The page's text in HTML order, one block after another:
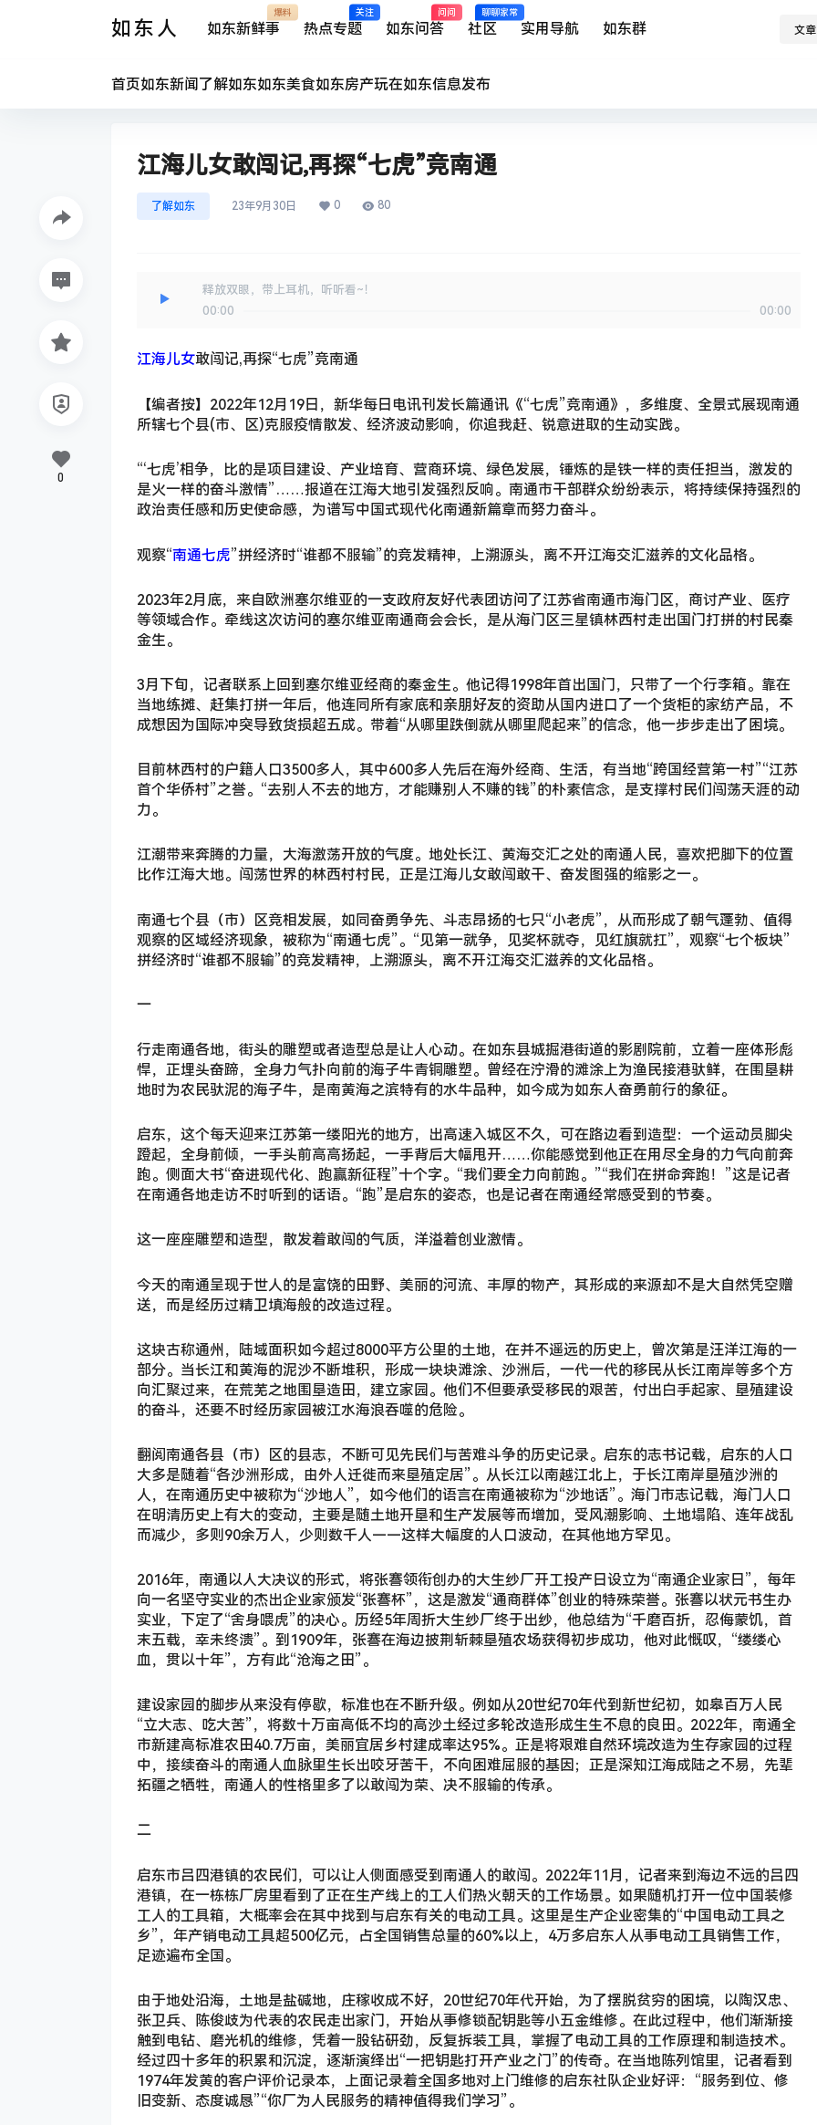
如东人 如东新鲜事
爆料
热点专题
关注
如东问答
问问
社区
聊聊家常
实用导航 如东群 文章
首页如东新闻 了解如东如东美食如东房产玩在如东信息发布
江海儿女敢闯记,再探“七虎”竞南通
了解如东 23年9月30日 0 80
释放双眼，带上耳机，听听看~！
00:00
00:00
江海儿女敢闯记,再探“七虎”竞南通
【编者按】2022年12月19日，新华每日电讯刊发长篇通讯《“七虎”竞南通》，多维度、全景式展现南通
所辖七个县(市、区)克服疫情散发、经济波动影响，你追我赶、锐意进取的生动实践。
“‘七虎’相争，比的是项目建设、产业培育、营商环境、绿色发展，锤炼的是铁一样的责任担当，激发的
是火一样的奋斗激情”……报道在江海大地引发强烈反响。南通市干部群众纷纷表示，将持续保持强烈的
政治责任感和历史使命感，为谱写中国式现代化南通新篇章而努力奋斗。
观察“南通七虎”拼经济时“谁都不服输”的竞发精神，上溯源头，离不开江海交汇滋养的文化品格。
2023年2月底，来自欧洲塞尔维亚的一支政府友好代表团访问了江苏省南通市海门区，商讨产业、医疗
等领域合作。牵线这次访问的塞尔维亚南通商会会长，是从海门区三星镇林西村走出国门打拼的村民秦
金生。
3月下旬，记者联系上回到塞尔维亚经商的秦金生。他记得1998年首出国门，只带了一个行李箱。靠在
当地练摊、赶集打拼一年后，他连同所有家底和亲朋好友的资助从国内进口了一个货柜的家纺产品，不
成想因为国际冲突导致货损超五成。带着“从哪里跌倒就从哪里爬起来”的信念，他一步步走出了困境。
目前林西村的户籍人口3500多人，其中600多人先后在海外经商、生活，有当地“跨国经营第一村”“江苏
首个华侨村”之誉。“去别人不去的地方，才能赚别人不赚的钱”的朴素信念，是支撑村民们闯荡天涯的动
力。
江潮带来奔腾的力量，大海激荡开放的气度。地处长江、黄海交汇之处的南通人民，喜欢把脚下的位置
比作江海大地。闯荡世界的林西村村民，正是江海儿女敢闯敢干、奋发图强的缩影之一。
南通七个县（市）区竞相发展，如同奋勇争先、斗志昂扬的七只“小老虎”，从而形成了朝气蓬勃、值得
观察的区域经济现象，被称为“南通七虎”。“见第一就争，见奖杯就夺，见红旗就扛”，观察“七个板块”
拼经济时“谁都不服输”的竞发精神，上溯源头，离不开江海交汇滋养的文化品格。
一
行走南通各地，街头的雕塑或者造型总是让人心动。在如东县城掘港街道的影剧院前，立着一座体形彪
悍，正埋头奋蹄，全身力气扑向前的海子牛青铜雕塑。曾经在泞滑的滩涂上为渔民接港驮鲜，在围垦耕
地时为农民驮泥的海子牛，是南黄海之滨特有的水牛品种，如今成为如东人奋勇前行的象征。
启东，这个每天迎来江苏第一缕阳光的地方，出高速入城区不久，可在路边看到造型：一个运动员脚尖
蹬起，全身前倾，一手头前高高扬起，一手背后大幅甩开……你能感觉到他正在用尽全身的力气向前奔
跑。侧面大书“奋进现代化、跑赢新征程”十个字。“我们要全力向前跑。”“我们在拼命奔跑！”这是记者
在南通各地走访不时听到的话语。“跑”是启东的姿态，也是记者在南通经常感受到的节奏。
这一座座雕塑和造型，散发着敢闯的气质，洋溢着创业激情。
今天的南通呈现于世人的是富饶的田野、美丽的河流、丰厚的物产，其形成的来源却不是大自然凭空赠
送，而是经历过精卫填海般的改造过程。
这块古称通州，陆域面积如今超过8000平方公里的土地，在并不遥远的历史上，曾次第是汪洋江海的一
部分。当长江和黄海的泥沙不断堆积，形成一块块滩涂、沙洲后，一代一代的移民从长江南岸等多个方
向汇聚过来，在荒芜之地围垦造田，建立家园。他们不但要承受移民的艰苦，付出白手起家、垦殖建设
的奋斗，还要不时经历家园被江水海浪吞噬的危险。
翻阅南通各县（市）区的县志，不断可见先民们与苦难斗争的历史记录。启东的志书记载，启东的人口
大多是随着“各沙洲形成，由外人迁徙而来垦殖定居”。从长江以南越江北上，于长江南岸垦殖沙洲的
人，在南通历史中被称为“沙地人”，如今他们的语言在南通被称为“沙地话”。海门市志记载，海门人口
在明清历史上有大的变动，主要是随土地开垦和生产发展等而增加，受风潮影响、土地塌陷、连年战乱
而减少，多则90余万人，少则数千人——这样大幅度的人口波动，在其他地方罕见。
2016年，南通以人大决议的形式，将张謇领衔创办的大生纱厂开工投产日设立为“南通企业家日”，每年
向一名坚守实业的杰出企业家颁发“张謇杯”，这是激发“通商群体”创业的特殊荣誉。张謇以状元书生办
实业，下定了“舍身喂虎”的决心。历经5年周折大生纱厂终于出纱，他总结为“千磨百折，忍侮蒙饥，首
末五载，幸未终溃”。到1909年，张謇在海边披荆斩棘垦殖农场获得初步成功，他对此慨叹，“缕缕心
血，贯以十年”，方有此“沧海之田”。
建设家园的脚步从来没有停歇，标准也在不断升级。例如从20世纪70年代到新世纪初，如皋百万人民
“立大志、吃大苦”，将数十万亩高低不均的高沙土经过多轮改造形成生生不息的良田。2022年，南通全
市新建高标准农田40.7万亩，美丽宜居乡村建成率达95%。正是将艰难自然环境改造为生存家园的过程
中，接续奋斗的南通人血脉里生长出咬牙苦干，不向困难屈服的基因；正是深知江海成陆之不易，先辈
拓疆之牺牲，南通人的性格里多了以敢闯为荣、决不服输的传承。
二
启东市吕四港镇的农民们，可以让人侧面感受到南通人的敢闯。2022年11月，记者来到海边不远的吕四
港镇，在一栋栋厂房里看到了正在生产线上的工人们热火朝天的工作场景。如果随机打开一位中国装修
工人的工具箱，大概率会在其中找到与启东有关的电动工具。这里是生产企业密集的“中国电动工具之
乡”，年产销电动工具超500亿元，占全国销售总量的60%以上，4万多启东人从事电动工具销售工作，
足迹遍布全国。
由于地处沿海，土地是盐碱地，庄稼收成不好，20世纪70年代开始，为了摆脱贫穷的困境，以陶汉忠、
张卫兵、陈俊歧为代表的农民走出家门，开始从事修锁配钥匙等小五金维修。在此过程中，他们渐渐接
触到电钻、磨光机的维修，凭着一股钻研劲，反复拆装工具，掌握了电动工具的工作原理和制造技术。
经过四十多年的积累和沉淀，逐渐演绎出“一把钥匙打开产业之门”的传奇。在当地陈列馆里，记者看到
1974年发黄的客户评价记录本，上面记录着全国多地对上门维修的启东社队企业好评：“服务到位、修
旧变新、态度诚恳”“你厂为人民服务的精神值得我们学习”。
0